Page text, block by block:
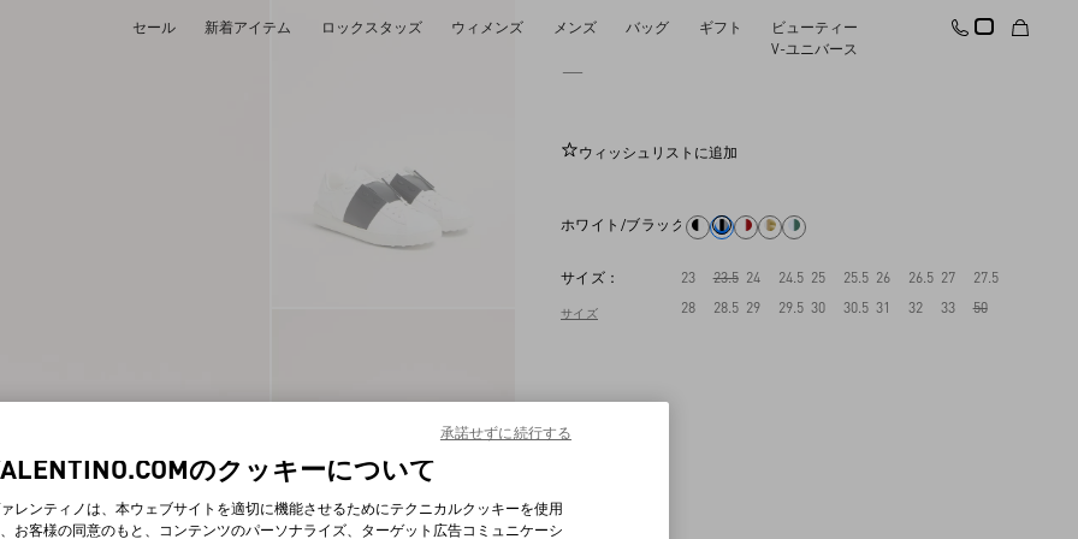
セール 新着アイテム ロックスタッズ ウィメンズ メンズ バッグ ギフト
ビューティー
V-ユニバース
オープン カーフスキン ロートップスニーカ
ー
ウィッシュリストに追加
ホワイト/ブラック
サイズ：
サイズ
23 23.5 24 24.5 25 25.5 26 26.5 27
27.5
28
28.5 29 29.5 30 30.5 31 32 33 50
のクッキーについて
レンティノは、本ウェブサイトを適切に機能させるためにテクニカルクッキーを使用
お客様の同意のもと、コンテンツのパーソナライズ、ターゲット広告コミュニケーシ
承諾せずに続行する